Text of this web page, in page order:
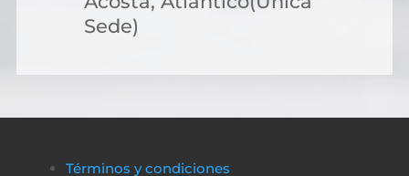
Sede)
Términos y condiciones